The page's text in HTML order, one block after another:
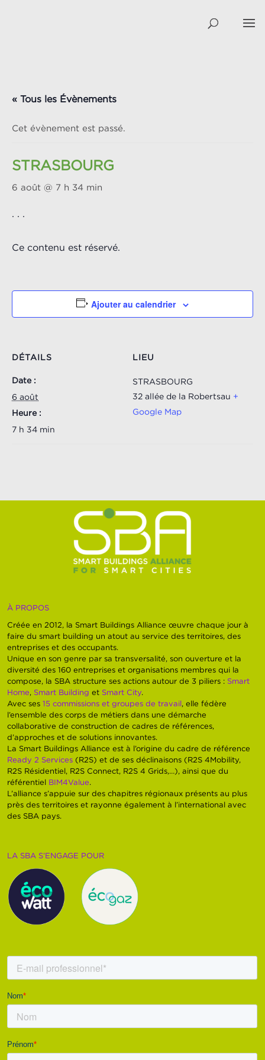
« Tous les Évènements
Cet évènement est passé.
STRASBOURG
6 août @ 7 h 34 min
. . .
Ce contenu est réservé.
Ajouter au calendrier
DÉTAILS
Date :
6 août
Heure :
7 h 34 min
LIEU
STRASBOURG
32 allée de la Robertsau +
Google Map
À PROPOS
Créée en 2012, la Smart Buildings Alliance œuvre chaque jour à
faire du smart building un atout au service des territoires, des
entreprises et des occupants.
Unique en son genre par sa transversalité, son ouverture et la
diversité des 160 entreprises et organisations membres qui la
compose, la SBA structure ses actions autour de 3 piliers : Smart
Home, Smart Building et Smart City.
Avec ses15 commissions et groupes de travail, elle fédère
l’ensemble des corps de métiers dans une démarche
collaborative de construction de cadres de références,
d’approches et de solutions innovantes.
La Smart Buildings Alliance est à l’origine du cadre de référence
Ready 2 Services (R2S) et de ses déclinaisons (R2S 4Mobility,
R2S Résidentiel, R2S Connect, R2S 4 Grids,…), ainsi que du
référentiel BIM4Value.
L’alliance s’appuie sur des chapitres régionaux présents au plus
près des territoires et rayonne également à l’international avec
des SBA pays.
LA SBA S’ENGAGE POUR